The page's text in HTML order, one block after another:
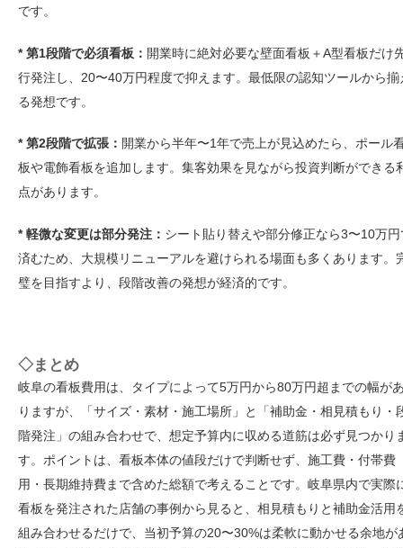
です。
* 第1段階で必須看板： 開業時に絶対必要な壁面看板＋A型看板だけ
行発注し、20〜40万円程度で抑えます。最低限の認知ツールから揃
る発想です。
* 第2段階で拡張： 開業から半年〜1年で売上が見込めたら、ポール
板や電飾看板を追加します。集客効果を見ながら投資判断ができる
点があります。
* 軽微な変更は部分発注： シート貼り替えや部分修正なら3〜10万円
済むため、大規模リニューアルを避けられる場面も多くあります。
璧を目指すより、段階改善の発想が経済的です。
◇まとめ
岐阜の看板費用は、タイプによって5万円から80万円超までの幅が
りますが、「サイズ・素材・施工場所」と「補助金・相見積もり・
階発注」の組み合わせで、想定予算内に収める道筋は必ず見つかり
す。ポイントは、看板本体の値段だけで判断せず、施工費・付帯費
用・長期維持費まで含めた総額で考えることです。岐阜県内で実際
看板を発注された店舗の事例から見ると、相見積もりと補助金活用
組み合わせるだけで、当初予算の20〜30%は柔軟に動かせる余地が